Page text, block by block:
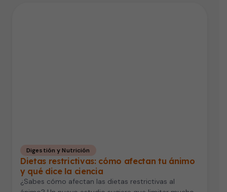
Digestión y Nutrición
Dietas restrictivas: cómo afectan tu ánimo
y qué dice la ciencia
¿Sabes cómo afectan las dietas restrictivas al